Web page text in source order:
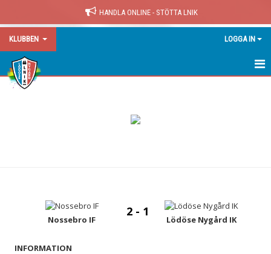
HANDLA ONLINE - STÖTTA LNIK
KLUBBEN LOGGA IN
HEM
BLI PARTNER
KONTAKT
Nossebro IF
2 - 1
Lödöse Nygård IK
INFORMATION